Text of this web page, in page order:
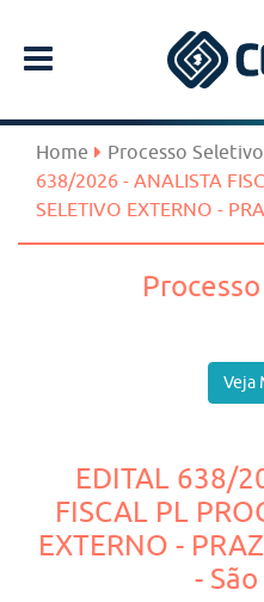
Home Processo Seletivo
638/2026 - ANALISTA
SELETIVO EXTERNO -
Veja
EDITAL 638/
FISCAL PL
EXTERNO -
-